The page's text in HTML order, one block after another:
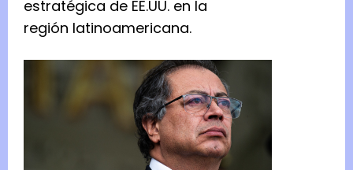
estratégica de EE.UU. en la
región latinoamericana.